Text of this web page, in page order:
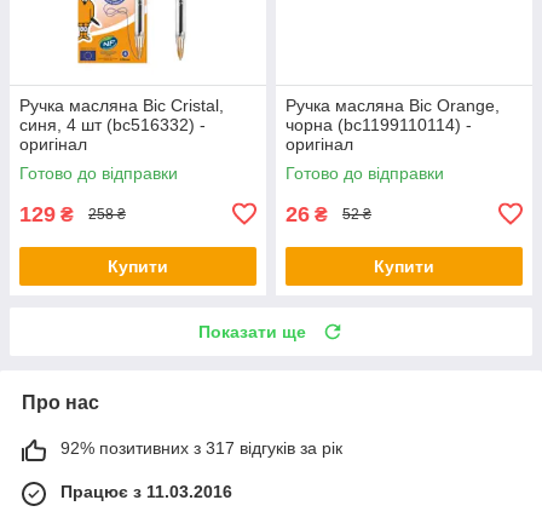
Ручка масляна Bic Cristal,
синя, 4 шт (bc516332) -
оригінал
Готово до відправки
129 ₴ 258 ₴
Купити
Ручка масляна Bic Orange,
чорна (bc1199110114) -
оригінал
Готово до відправки
26 ₴ 52 ₴
Купити
Показати ще
Про нас
92% позитивних з 317 відгуків за рік
Працює з 11.03.2016